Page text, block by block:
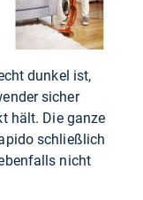
dunkel ist,
sicher
hält. Die ganze
schließlich
nicht